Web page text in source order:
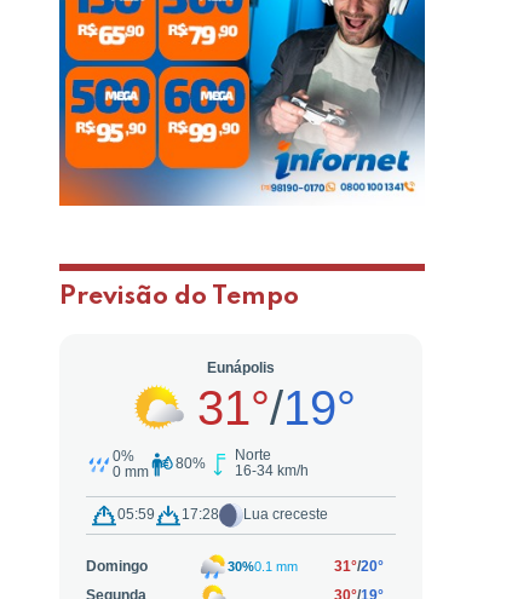
Previsão do Tempo